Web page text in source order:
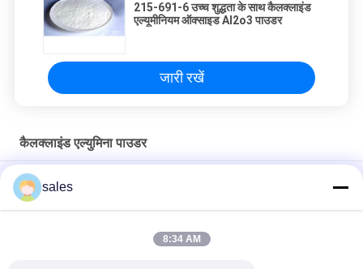
215-691-6 उच्च शुद्धता के साथ कैलक्लाइंड
एल्यूमीनियम ऑक्साइड Al2o3 पाउडर
जारी रखें
कैलक्लाइंड एल्युमिना पाउडर
3.93g / Cm3 घनत्व कैलक्लाइंड एल्यूमिना पाउडर एल्यूमीनियम ऑक्साइड घर्षण
प्रतिरोधsales
8:34 AM